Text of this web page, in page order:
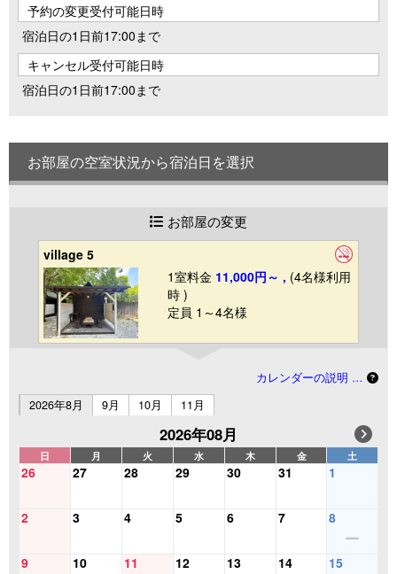
予約の変更受付可能日時
宿泊日の1日前17:00まで
キャンセル受付可能日時
宿泊日の1日前17:00まで
お部屋の空室状況から宿泊日を選択
お部屋の変更
village 5
1室料金 11,000円～ , (4名様利用
時 )
定員 1～4名様
カレンダーの説明 …
2026年8月
9月 10月 11月
2026年08月
日 月 火 水 木 金 土
26 27 28 29 30 31 1
2 3 4 5 6 7 8
9 10 11 12 13 14 15